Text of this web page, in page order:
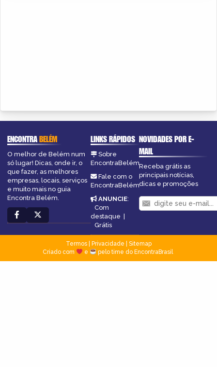
ENCONTRABELÉM
O melhor de Belém num
só lugar! Dicas, onde ir, o
que fazer, as melhores
empresas, locais, serviços
e muito mais no guia
Encontra Belém.
LINKS RÁPIDOS
Sobre
EncontraBelém
Fale com o
EncontraBelém
ANUNCIE:
Com
destaque |
Grátis
NOVIDADES POR E-
MAIL
Receba grátis as
principais notícias,
dicas e promoções
Termos| Privacidade
Sitemap
Criado com
e pelo time do EncontraBrasil